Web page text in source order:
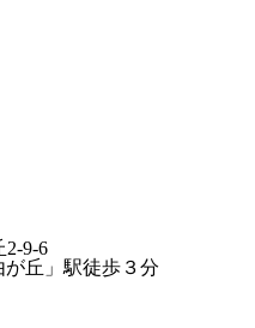
2-9-6
丘」駅徒歩３分